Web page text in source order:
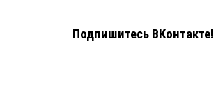
Подпишитесь ВКонтакте!